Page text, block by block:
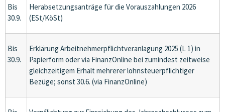
Bis
30.9.
Herabsetzungsanträge für die Vorauszahlungen 2026
(ESt/KöSt)
Bis
30.9.
Erklärung Arbeitnehmerpflichtveranlagung 2025 (L 1) in
Papierform oder via FinanzOnline bei zumindest zeitweise
gleichzeitigem Erhalt mehrerer lohnsteuerpflichtiger
Bezüge; sonst 30.6. (via FinanzOnline)